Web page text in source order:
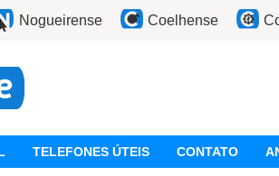
Nogueirense Coelhense
TELEFONES ÚTEIS CONTATO